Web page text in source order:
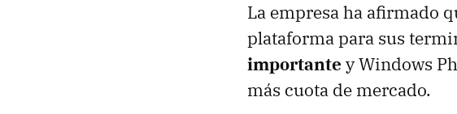
La empresa ha afirmado
plataforma para sus
importante y Windows
más cuota de mercado.